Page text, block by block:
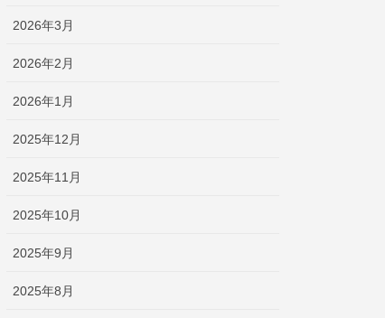
2026年3月
2026年2月
2026年1月
2025年12月
2025年11月
2025年10月
2025年9月
2025年8月